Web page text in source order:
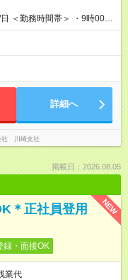
は本採用時と同じです。
分
、1
短期勤務や副業としての
ます。有給休暇も積極的
詳細へ
社 川崎支社
掲載日：2026.08.05
NEW
＊正社員登用
録・面接OK
業代